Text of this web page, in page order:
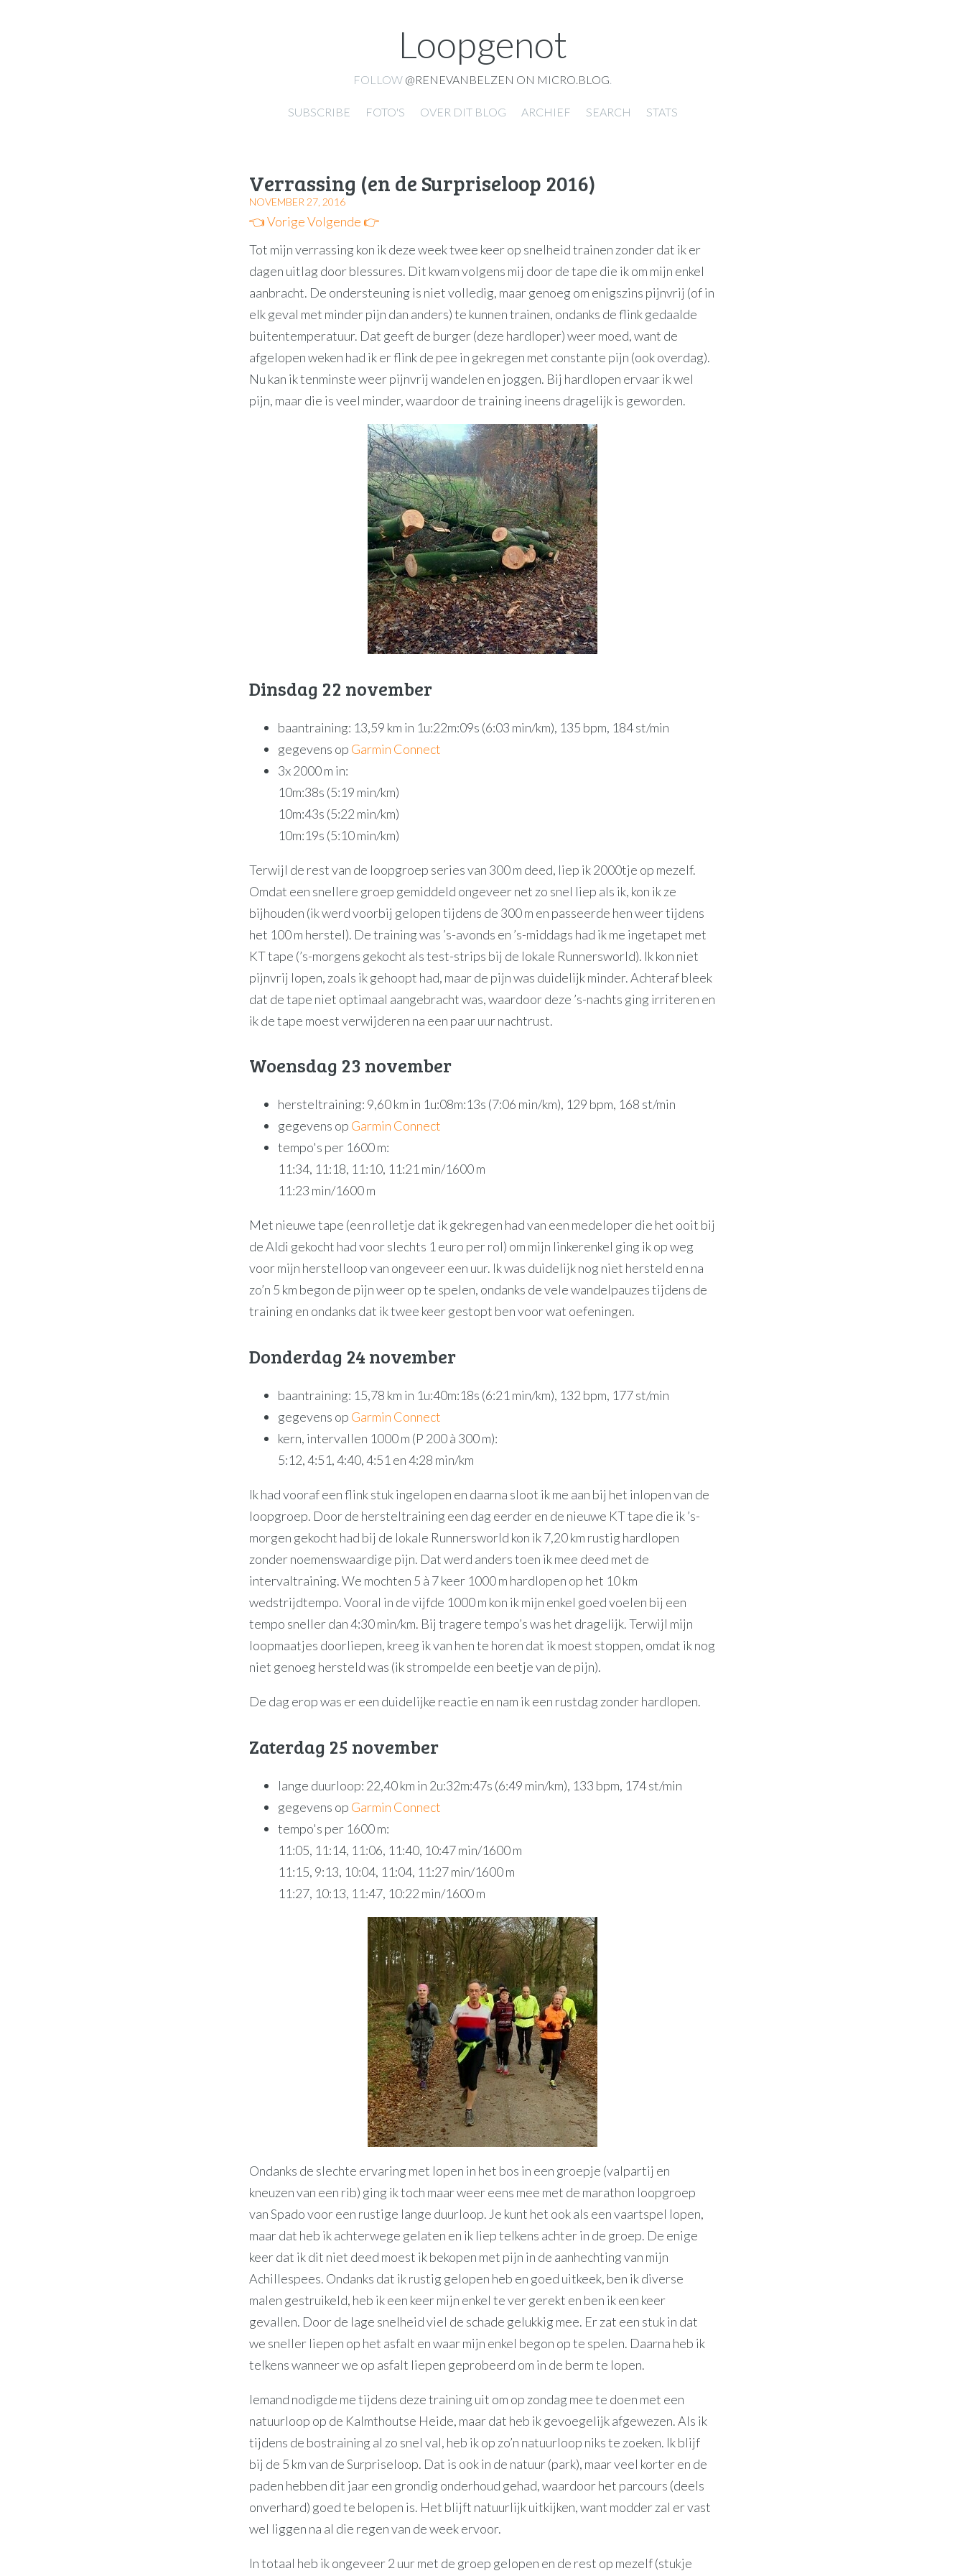
Loopgenot
FOLLOW @RENEVANBELZEN ON MICRO.BLOG.
SUBSCRIBE FOTO'S OVER DIT BLOG ARCHIEF SEARCH STATS
Verrassing (en de Surpriseloop 2016)
NOVEMBER 27, 2016
👈 VorigeVolgende 👉
Tot mijn verrassing kon ik deze week twee keer op snelheid trainen zonder dat ik er
dagen uitlag door blessures. Dit kwam volgens mij door de tape die ik om mijn enkel
aanbracht. De ondersteuning is niet volledig, maar genoeg om enigszins pijnvrij (of in
elk geval met minder pijn dan anders) te kunnen trainen, ondanks de flink gedaalde
buitentemperatuur. Dat geeft de burger (deze hardloper) weer moed, want de
afgelopen weken had ik er flink de pee in gekregen met constante pijn (ook overdag).
Nu kan ik tenminste weer pijnvrij wandelen en joggen. Bij hardlopen ervaar ik wel
pijn, maar die is veel minder, waardoor de training ineens dragelijk is geworden.
Dinsdag 22 november
baantraining: 13,59 km in 1u:22m:09s (6:03 min/km), 135 bpm, 184 st/min
gegevens op Garmin Connect
3x 2000 m in:
10m:38s (5:19 min/km)
10m:43s (5:22 min/km)
10m:19s (5:10 min/km)
Terwijl de rest van de loopgroep series van 300 m deed, liep ik 2000tje op mezelf.
Omdat een snellere groep gemiddeld ongeveer net zo snel liep als ik, kon ik ze
bijhouden (ik werd voorbij gelopen tijdens de 300 m en passeerde hen weer tijdens
het 100 m herstel). De training was ’s-avonds en ’s-middags had ik me ingetapet met
KT tape (’s-morgens gekocht als test-strips bij de lokale Runnersworld). Ik kon niet
pijnvrij lopen, zoals ik gehoopt had, maar de pijn was duidelijk minder. Achteraf bleek
dat de tape niet optimaal aangebracht was, waardoor deze ’s-nachts ging irriteren en
ik de tape moest verwijderen na een paar uur nachtrust.
Woensdag 23 november
hersteltraining: 9,60 km in 1u:08m:13s (7:06 min/km), 129 bpm, 168 st/min
gegevens op Garmin Connect
tempo's per 1600 m:
11:34, 11:18, 11:10, 11:21 min/1600 m
11:23 min/1600 m
Met nieuwe tape (een rolletje dat ik gekregen had van een medeloper die het ooit bij
de Aldi gekocht had voor slechts 1 euro per rol) om mijn linkerenkel ging ik op weg
voor mijn herstelloop van ongeveer een uur. Ik was duidelijk nog niet hersteld en na
zo’n 5 km begon de pijn weer op te spelen, ondanks de vele wandelpauzes tijdens de
training en ondanks dat ik twee keer gestopt ben voor wat oefeningen.
Donderdag 24 november
baantraining: 15,78 km in 1u:40m:18s (6:21 min/km), 132 bpm, 177 st/min
gegevens op Garmin Connect
kern, intervallen 1000 m (P 200 à 300 m):
5:12, 4:51, 4:40, 4:51 en 4:28 min/km
Ik had vooraf een flink stuk ingelopen en daarna sloot ik me aan bij het inlopen van de
loopgroep. Door de hersteltraining een dag eerder en de nieuwe KT tape die ik ’s-
morgen gekocht had bij de lokale Runnersworld kon ik 7,20 km rustig hardlopen
zonder noemenswaardige pijn. Dat werd anders toen ik mee deed met de
intervaltraining. We mochten 5 à 7 keer 1000 m hardlopen op het 10 km
wedstrijdtempo. Vooral in de vijfde 1000 m kon ik mijn enkel goed voelen bij een
tempo sneller dan 4:30 min/km. Bij tragere tempo’s was het dragelijk. Terwijl mijn
loopmaatjes doorliepen, kreeg ik van hen te horen dat ik moest stoppen, omdat ik nog
niet genoeg hersteld was (ik strompelde een beetje van de pijn).
De dag erop was er een duidelijke reactie en nam ik een rustdag zonder hardlopen.
Zaterdag 25 november
lange duurloop: 22,40 km in 2u:32m:47s (6:49 min/km), 133 bpm, 174 st/min
gegevens op Garmin Connect
tempo's per 1600 m:
11:05, 11:14, 11:06, 11:40, 10:47 min/1600 m
11:15, 9:13, 10:04, 11:04, 11:27 min/1600 m
11:27, 10:13, 11:47, 10:22 min/1600 m
Ondanks de slechte ervaring met lopen in het bos in een groepje (valpartij en
kneuzen van een rib) ging ik toch maar weer eens mee met de marathon loopgroep
van Spado voor een rustige lange duurloop. Je kunt het ook als een vaartspel lopen,
maar dat heb ik achterwege gelaten en ik liep telkens achter in de groep. De enige
keer dat ik dit niet deed moest ik bekopen met pijn in de aanhechting van mijn
Achillespees. Ondanks dat ik rustig gelopen heb en goed uitkeek, ben ik diverse
malen gestruikeld, heb ik een keer mijn enkel te ver gerekt en ben ik een keer
gevallen. Door de lage snelheid viel de schade gelukkig mee. Er zat een stuk in dat
we sneller liepen op het asfalt en waar mijn enkel begon op te spelen. Daarna heb ik
telkens wanneer we op asfalt liepen geprobeerd om in de berm te lopen.
Iemand nodigde me tijdens deze training uit om op zondag mee te doen met een
natuurloop op de Kalmthoutse Heide, maar dat heb ik gevoegelijk afgewezen. Als ik
tijdens de bostraining al zo snel val, heb ik op zo’n natuurloop niks te zoeken. Ik blijf
bij de 5 km van de Surpriseloop. Dat is ook in de natuur (park), maar veel korter en de
paden hebben dit jaar een grondig onderhoud gehad, waardoor het parcours (deels
onverhard) goed te belopen is. Het blijft natuurlijk uitkijken, want modder zal er vast
wel liggen na al die regen van de week ervoor.
In totaal heb ik ongeveer 2 uur met de groep gelopen en de rest op mezelf (stukje